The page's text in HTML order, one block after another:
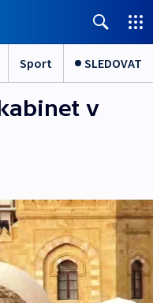
Sport SLEDOVAT
v